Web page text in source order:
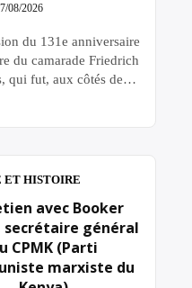
08/2026
du 131e anniversaire
du camarade Friedrich
qui fut, aux côtés de
l’opportunisme et le
la ligne actuelle de
La lutte contre […]
ET HISTOIRE
avec Booker
secrétaire général
CPMK (Parti
marxiste du